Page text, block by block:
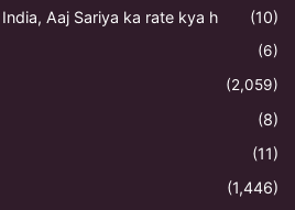
Aaj Sariya ka rate kya h (10)
(6)
(2,059)
(8)
(11)
(1,446)